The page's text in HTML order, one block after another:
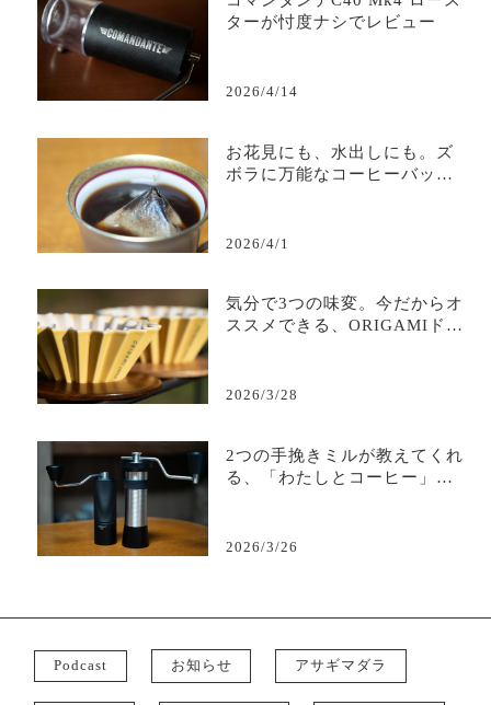
ターが忖度ナシでレビュー
2026/4/14
お花見にも、水出しにも。ズ
ボラに万能なコーヒーバッグ
2026/4/1
気分で3つの味変。今だからオ
ススメできる、ORIGAMIドリ
2026/3/28
2つの手挽きミルが教えてくれ
る、「わたしとコーヒー」の
2026/3/26
Podcast お知らせ アサギマダラ